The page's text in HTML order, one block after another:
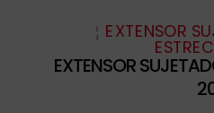
EXTENSOR